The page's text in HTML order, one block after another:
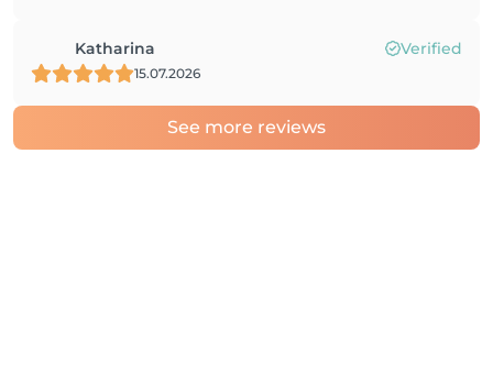
Katharina Verified
15.07.2026
See more reviews